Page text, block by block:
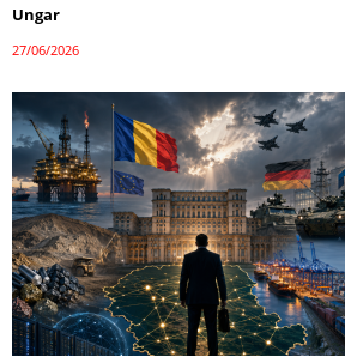
Ungar
27/06/2026